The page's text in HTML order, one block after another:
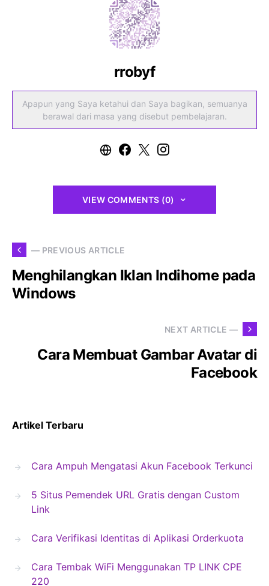
rrobyf
Apapun yang Saya ketahui dan Saya bagikan, semuanya
berawal dari masa yang disebut pembelajaran.
VIEW COMMENTS (0)
— PREVIOUS ARTICLE
Menghilangkan Iklan Indihome pada
Windows
NEXT ARTICLE —
Cara Membuat Gambar Avatar di
Facebook
Artikel Terbaru
Cara Ampuh Mengatasi Akun Facebook Terkunci
5 Situs Pemendek URL Gratis dengan Custom
Link
Cara Verifikasi Identitas di Aplikasi Orderkuota
Cara Tembak WiFi Menggunakan TP LINK CPE
220